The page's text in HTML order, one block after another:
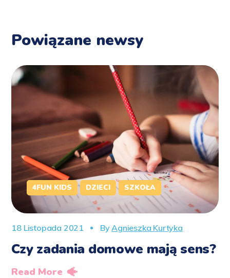
Powiązane newsy
4FUN KIDS DZIECI SZKOŁA
18 Listopada 2021 ByAgnieszka Kurtyka
Czy zadania domowe mają sens?
Read More